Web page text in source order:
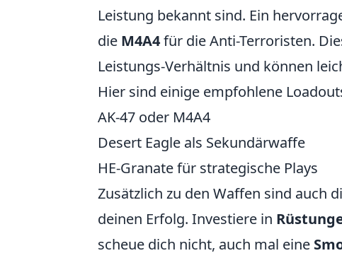
Leistung bekannt sind. Ein
die M4A4für die Anti-Terroristen.
Leistungs-Verhältnis und können
Hier sind einige empfohlene
AK-47 oder M4A4
Desert Eagle als Sekundärwaffe
HE-Granate für strategische Plays
Zusätzlich zu den Waffen sind auch
deinen Erfolg. Investiere in
scheue dich nicht, auch mal eine